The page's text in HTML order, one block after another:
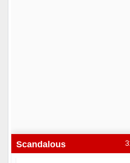
Scandalous